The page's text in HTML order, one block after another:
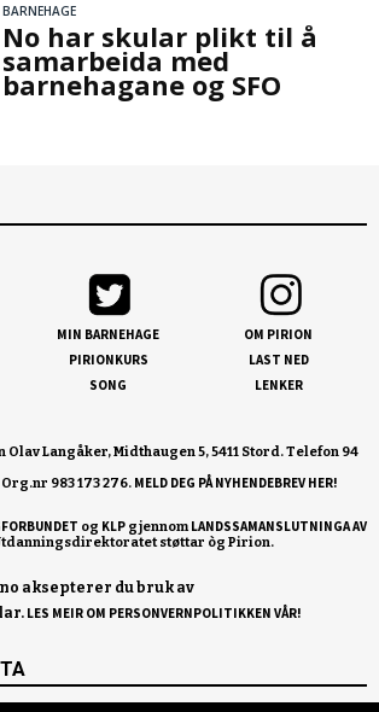
BARNEHAGE
No har skular plikt til å
samarbeida med
barnehagane og SFO
MIN BARNEHAGE
PIRIONKURS
SONG
OM PIRION
LAST NED
LENKER
Langåker, Midthaugen 5, 5411 Stord. Telefon 94
Org.nr 983 173 276. MELD DEG PÅ NYHENDEBREV HER!
og KLP gjennomLANDSSAMANSLUTNINGA AV
aksepterer du bruk av
LES MEIR OM PERSONVERNPOLITIKKEN VÅR!